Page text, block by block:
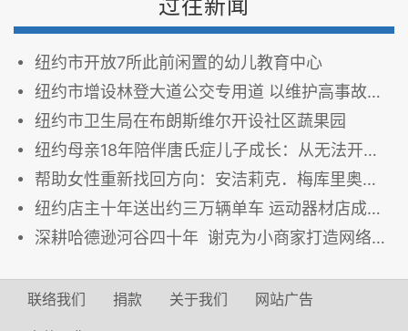
过往新闻
纽约市开放7所此前闲置的幼儿教育中心
纽约市增设林登大道公交专用道 以维护高事故路段的快捷安全
纽约市卫生局在布朗斯维尔开设社区蔬果园
纽约母亲18年陪伴唐氏症儿子成长：从无法开口到能传讯息点咖啡
帮助女性重新找回方向：安洁莉克．梅库里奥的转型故事
纽约店主十年送出约三万辆单车 运动器材店成社区援助据点
深耕哈德逊河谷四十年 谢克为小商家打造网络门面
联络我们 捐款 关于我们 网站广告